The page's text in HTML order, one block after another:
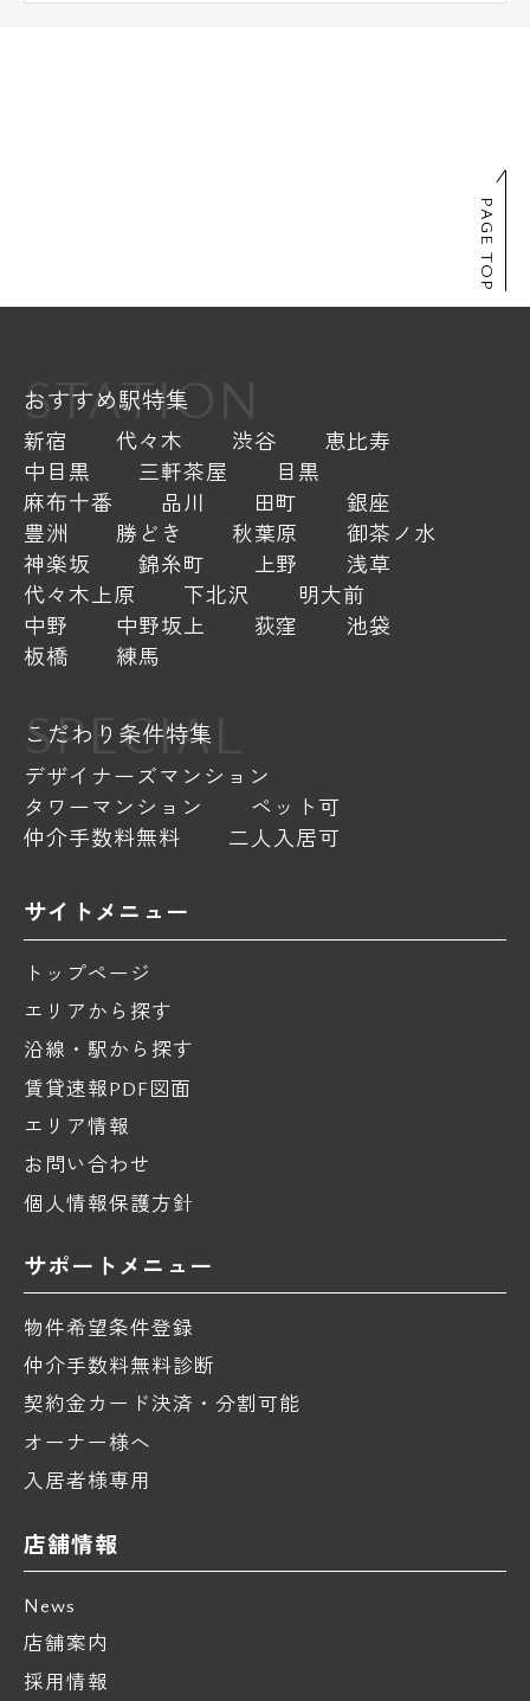
PAGE TOP
STATION
おすすめ駅特集
新宿 代々木 渋谷
恵比寿
中目黒
三軒茶屋
目黒
麻布十番
品川 田町
銀座
豊洲
勝どき 秋葉原
御茶ノ水
神楽坂
錦糸町 上野
浅草
代々木上原
下北沢
明大前
中野
中野坂上 荻窪
池袋
板橋
練馬
SPECIAL
こだわり条件特集
デザイナーズマンション
タワーマンション
ペット可
仲介手数料無料
二人入居可
サイトメニュー
トップページ
エリアから探す
沿線・駅から探す
賃貸速報PDF図面
エリア情報
お問い合わせ
個人情報保護方針
サポートメニュー
物件希望条件登録
仲介手数料無料診断
契約金カード決済・分割可能
オーナー様へ
入居者様専用
店舗情報
News
店舗案内
採用情報